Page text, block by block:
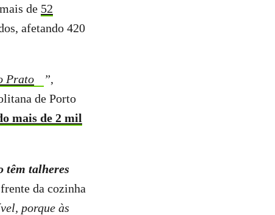
de 52
afetando 420
Prato ”,
de Porto
mais de 2 mil
têm talheres
da cozinha
porque às